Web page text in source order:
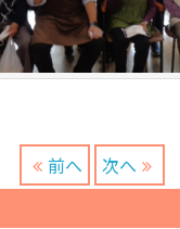
前へ 次へ